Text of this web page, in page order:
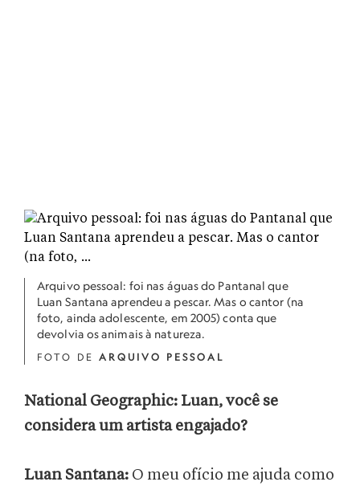
Arquivo pessoal: foi nas águas do Pantanal que
Luan Santana aprendeu a pescar. Mas o cantor (na
foto, ainda adolescente, em 2005) conta que
devolvia os animais à natureza.
FOTO DE ARQUIVO PESSOAL
National Geographic: Luan, você se
considera um artista engajado?
Luan Santana: O meu ofício me ajuda como